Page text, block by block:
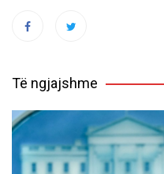
Të ngjajshme